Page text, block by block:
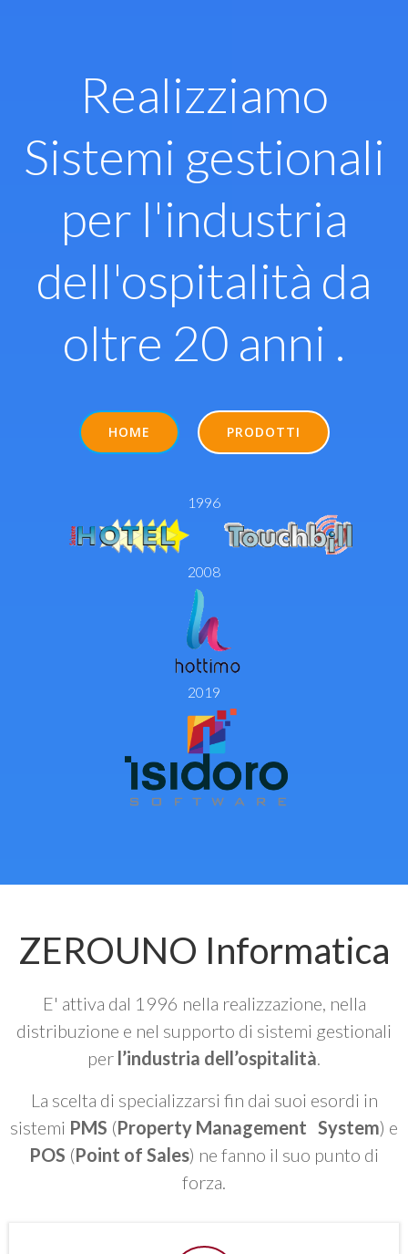
Realizziamo
Sistemi gestionali
per l'industria
dell'ospitalità da
oltre 20 anni .
HOME PRODOTTI
1996
2008
2019
ZEROUNO Informatica
E' attiva dal 1996 nella realizzazione, nella
distribuzione e nel supporto di sistemi gestionali
per l’industria dell’ospitalità
La scelta di specializzarsi fin dai suoi esordi in
sistemi PMS (Property Management System) e
POS (Point of Sales) ne fanno il suo punto di
forza.